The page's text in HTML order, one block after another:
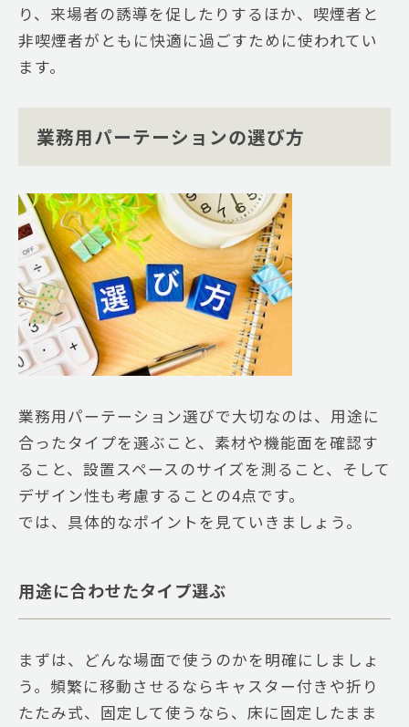
り、来場者の誘導を促したりするほか、喫煙者と
非喫煙者がともに快適に過ごすために使われてい
ます。
業務用パーテーションの選び方
業務用パーテーション選びで大切なのは、用途に
合ったタイプを選ぶこと、素材や機能面を確認す
ること、設置スペースのサイズを測ること、そして
デザイン性も考慮することの4点です。
では、具体的なポイントを見ていきましょう。
用途に合わせたタイプ選ぶ
まずは、どんな場面で使うのかを明確にしましょ
う。頻繁に移動させるならキャスター付きや折り
たたみ式、固定して使うなら、床に固定したまま